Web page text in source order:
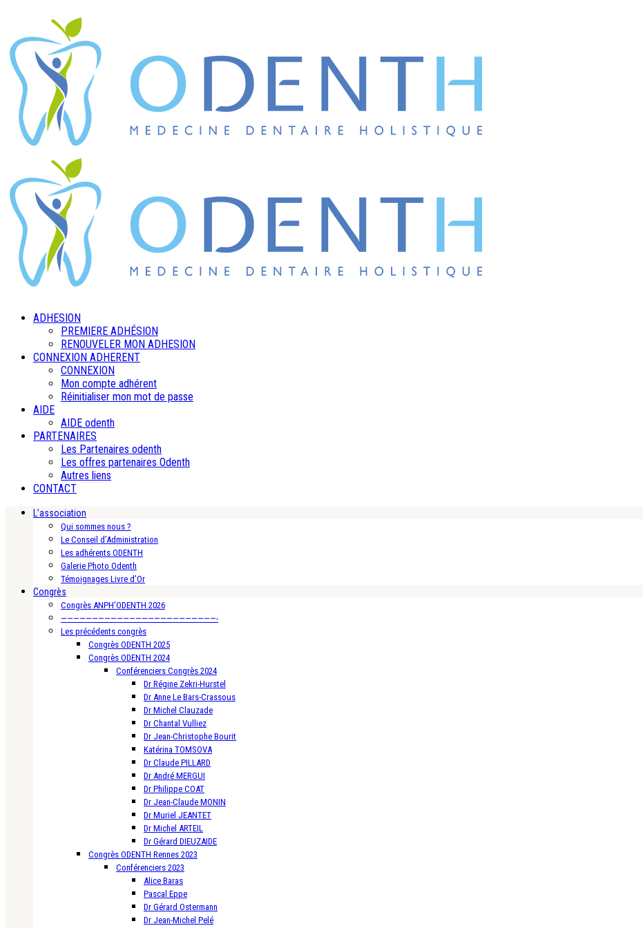
ADHESION
PREMIERE ADHÉSION
RENOUVELER MON ADHESION
CONNEXION ADHERENT
CONNEXION
Mon compte adhérent
Réinitialiser mon mot de passe
AIDE
AIDE odenth
PARTENAIRES
Les Partenaires odenth
Les offres partenaires Odenth
Autres liens
CONTACT
L’association
Qui sommes nous ?
Le Conseil d’Administration
Les adhérents ODENTH
Galerie Photo Odenth
Témoignages Livre d’Or
Congrès
Congrès ANPH’ODENTH 2026
—————————————————————————-
Les précédents congrès
Congrès ODENTH 2025
Congrès ODENTH 2024
Conférenciers Congrès 2024
Dr Régine Zekri-Hurstel
Dr Anne Le Bars-Crassous
Dr Michel Clauzade
Dr Chantal Vulliez
Dr Jean-Christophe Bourit
Katérina TOMSOVA
Dr Claude PILLARD
Dr André MERGUI
Dr Philippe COAT
Dr Jean-Claude MONIN
Dr Muriel JEANTET
Dr Michel ARTEIL
Dr Gérard DIEUZAIDE
Congrès ODENTH Rennes 2023
Conférenciers 2023
Alice Baras
Pascal Eppe
Dr Gérard Ostermann
Dr Jean-Michel Pelé